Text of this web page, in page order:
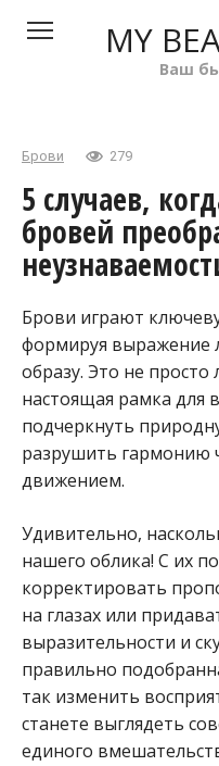
MY
Ваш
Брови 279
5 случаев,
бровей
Брови играют
формируя выражение
образу. Это не просто
настоящая рамка для
подчеркнуть
разрушить гармонию
движением.
Удивительно,
нашего облика! С их
корректировать
на глазах или
выразительности и
правильно
так изменить
станете выглядеть
единого